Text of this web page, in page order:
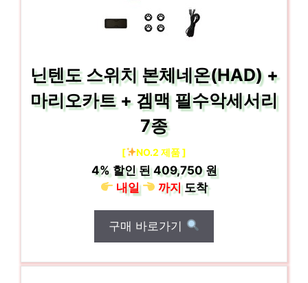
닌텐도 스위치 본체네온(HAD) +
마리오카트 + 겜맥 필수악세서리
7종
[ NO.2 제품 ]
4%할인 된409,750 원
내일
까지도착
구매 바로가기